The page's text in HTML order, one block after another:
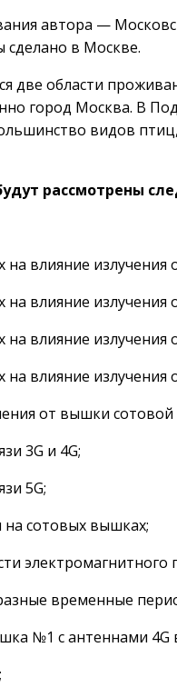
автора —
сделано в Москве.
две области
город Москва. В
видов
рассмотрены
влияние
влияние
влияние излучения
влияние излучения
от вышки сотовой
3G и 4G;
5G;
сотовых вышках;
электромагнитного
временные
№1 с антеннами